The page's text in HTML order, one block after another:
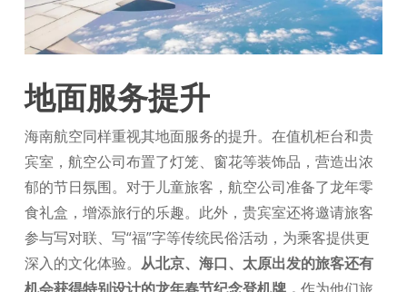
地面服务提升
海南航空同样重视其地面服务的提升。在值机柜台和贵
宾室，航空公司布置了灯笼、窗花等装饰品，营造出浓
郁的节日氛围。对于儿童旅客，航空公司准备了龙年零
食礼盒，增添旅行的乐趣。此外，贵宾室还将邀请旅客
参与写对联、写“福”字等传统民俗活动，为乘客提供更
深入的文化体验。 从北京、海口、太原出发的旅客还有